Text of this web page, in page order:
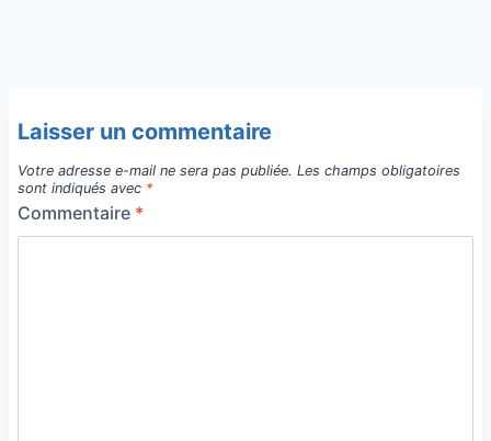
Laisser un commentaire
Votre adresse e-mail ne sera pas publiée. Les champs obligatoires
sont indiqués avec *
Commentaire *